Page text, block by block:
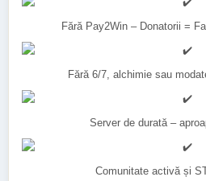
Fără Pay2Win – Donatorii =
Fără 6/7, alchimie sau
Server de durată –
Comunitate activă și